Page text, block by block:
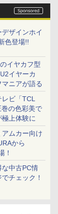
ザインホイ
色登場!!
イヤカフ型
イヤーカ
ニアが語る
ビ「TCL
の色彩美で
上体験に
アムカー向け
から
！
中古PC情
チェック！